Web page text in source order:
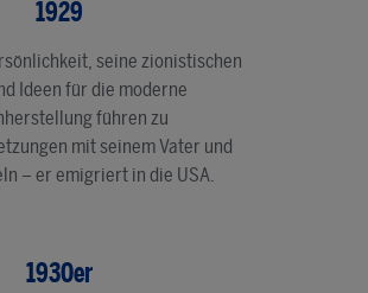
1929
seine zionistischen
Ideen für die moderne
führen zu
mit seinem Vater und
– er emigriert in die USA.
1930er